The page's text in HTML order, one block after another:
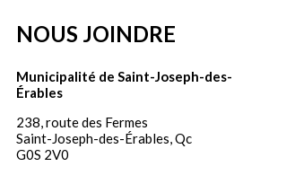
NOUS JOINDRE
Municipalité de Saint-Joseph-des-
Érables
238, route des Fermes
Saint-Joseph-des-Érables, Qc
G0S 2V0